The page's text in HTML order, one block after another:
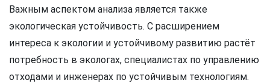
Важным аспектом анализа является также
экологическая устойчивость. С расширением
интереса к экологии и устойчивому развитию растёт
потребность в экологах, специалистах по управлению
отходами и инженерах по устойчивым технологиям.